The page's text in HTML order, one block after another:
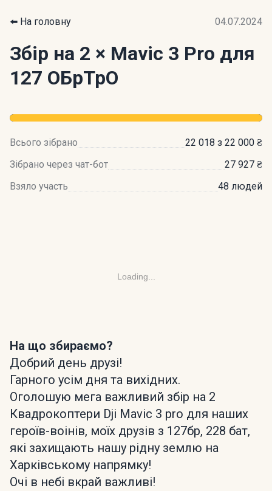
⬅️ На головну 04.07.2024
Збір на 2 × Mavic 3 Pro для
127 ОБрТрО
Всього зібрано
22 018 з 22 000 ₴
Зібрано через чат-бот
27 927 ₴
Взяло участь
48 людей
Loading...
На що збираємо?
Добрий день друзі!
Гарного усім дня та вихідних.
Оголошую мега важливий збір на 2
Квадрокоптери Dji Mavic 3 pro для наших
героїв-воінів, моїх друзів з 127бр, 228 бат,
які захищають нашу рідну землю на
Харківському напрямку!
Очі в небі вкрай важливі!